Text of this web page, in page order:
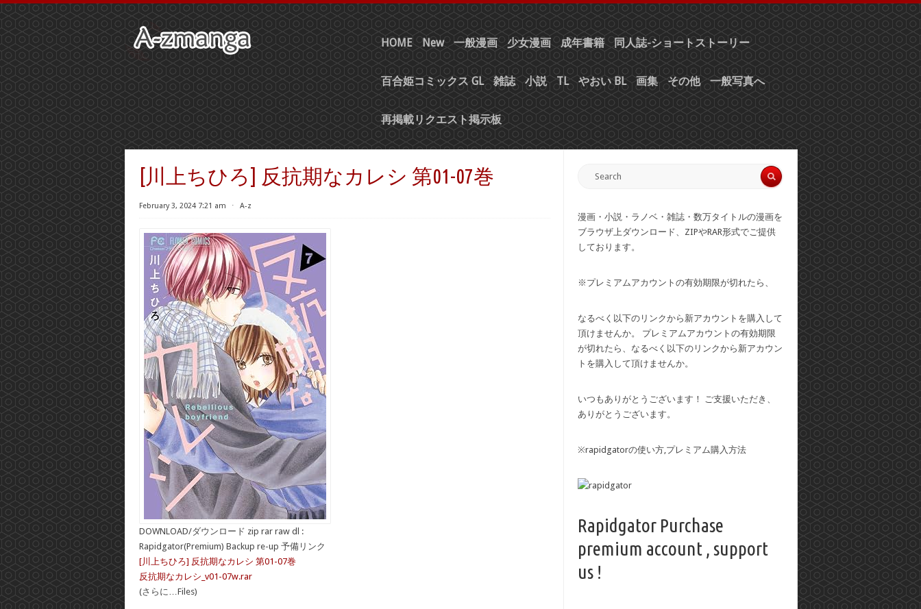
HOME New 一般漫画 少女漫画 成年書籍 同人誌-ショートストーリー
百合姫コミックス GL 雑誌 小説 TL やおい BL 画集 その他 一般写真へ
再掲載リクエスト掲示板
[川上ちひろ] 反抗期なカレシ 第01-07巻
February 3, 2024 7:21 am ⋅ A-z
DOWNLOAD/ダウンロード zip rar raw dl :
Rapidgator(Premium) Backup re-up 予備リンク
[川上ちひろ] 反抗期なカレシ 第01-07巻
反抗期なカレシ_v01-07w.rar
(さらに…Files)
漫画・小説・ラノベ・雑誌・数万タイトルの漫画を
ブラウザ上ダウンロード、ZIPやRAR形式でご提供
しております。
※プレミアムアカウントの有効期限が切れたら、
なるべく以下のリンクから新アカウントを購入して
頂けませんか。 プレミアムアカウントの有効期限
が切れたら、なるべく以下のリンクから新アカウン
トを購入して頂けませんか。
いつもありがとうございます！ ご支援いただき、
ありがとうございます。
※rapidgatorの使い方,プレミアム購入方法
Rapidgator Purchase
premium account , support
us !